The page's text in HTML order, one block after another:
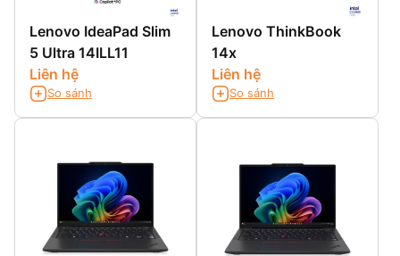
Lenovo IdeaPad Slim
5 Ultra 14ILL11
Liên hệ
So sánh
Lenovo ThinkBook
14x
Liên hệ
So sánh